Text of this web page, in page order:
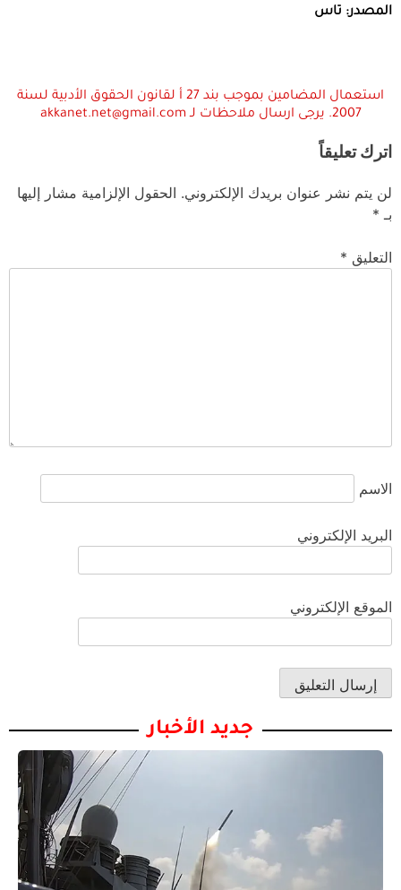
المصدر: تاس
استعمال المضامين بموجب بند 27 أ لقانون الحقوق الأدبية لسنة
2007. يرجى ارسال ملاحظات لـ akkanet.net@gmail.com
اترك تعليقاً
لن يتم نشر عنوان بريدك الإلكتروني. الحقول الإلزامية مشار إليها
بـ *
التعليق *
الاسم
البريد الإلكتروني
الموقع الإلكتروني
جديد الأخبار